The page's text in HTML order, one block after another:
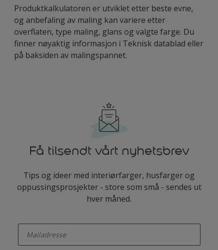
Produktkalkulatoren er utviklet etter beste evne,
og anbefaling av maling kan variere etter
overflaten, type maling, glans og valgte farge. Du
finner nøyaktig informasjon i Teknisk datablad eller
på baksiden av malingspannet.
Få tilsendt vårt nyhetsbrev
Tips og ideer med interiørfarger, husfarger og
oppussingsprosjekter - store som små - sendes ut
hver måned.